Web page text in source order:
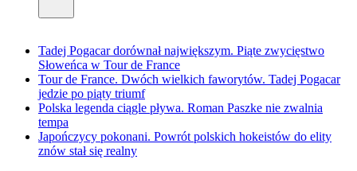
Tadej Pogacar dorównał największym. Piąte zwycięstwo
Słoweńca w Tour de France
Tour de France. Dwóch wielkich faworytów. Tadej Pogacar
jedzie po piąty triumf
Polska legenda ciągle pływa. Roman Paszke nie zwalnia
tempa
Japończycy pokonani. Powrót polskich hokeistów do elity
znów stał się realny